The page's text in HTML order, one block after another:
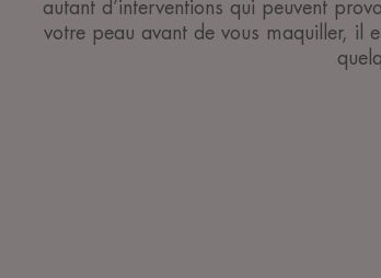
autant d’interventions qui peuvent
votre peau avant de vous maquiller, il